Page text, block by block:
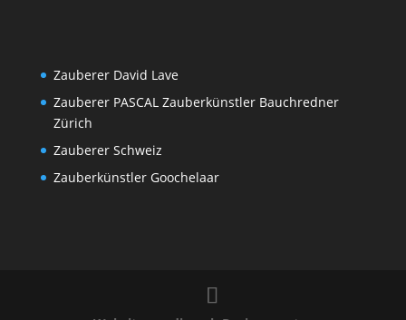
Zauberer David Lave
Zauberer PASCAL Zauberkünstler Bauchredner
Zürich
Zauberer Schweiz
Zauberkünstler Goochelaar